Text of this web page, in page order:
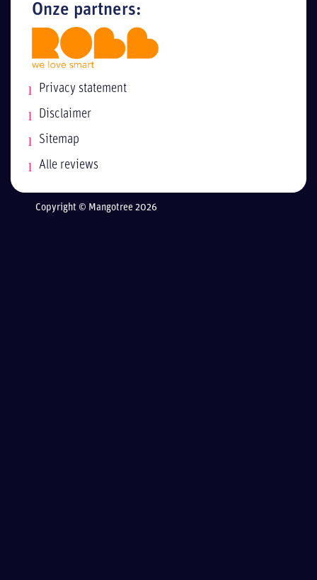
Onze partners:
Privacy statement
Disclaimer
Sitemap
Alle reviews
Copyright © Mangotree 2026